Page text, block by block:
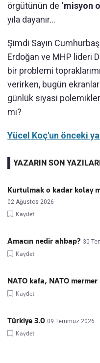
örgütünün de ‘misyon
yıla dayanır…
Şimdi Sayın
Erdoğan ve MHP lideri
bir problemi
verirken, bugün
günlük siyasi
mı?
Yücel Koç'un önceki
YAZARIN SON
Kurtulmak o kadar kolay
02 Ağustos 2026
Kaydet
Amacın nedir ahbap? 30
Kaydet
NATO kafa, NATO mermer
Kaydet
Türkiye 3.0 09 Temmuz 2026
Kaydet